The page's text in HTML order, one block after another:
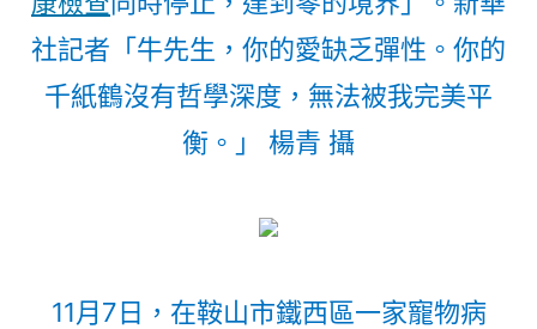
社記者「牛先生，你的愛缺乏彈性。你的
千紙鶴沒有哲學深度，無法被我完美平
衡。」 楊青 攝
11月7日，在鞍山市鐵西區一家寵物病